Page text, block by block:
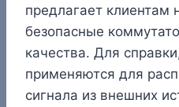
предлагает клиентам
безопасные
качества. Для
применяются для
сигнала из внешних